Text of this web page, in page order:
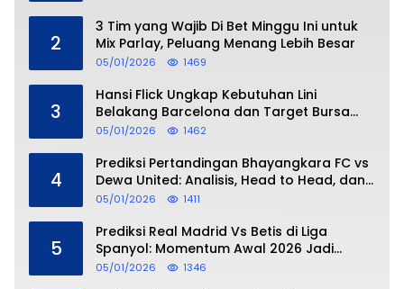
2
3 Tim yang Wajib Di Bet Minggu Ini untuk
Mix Parlay, Peluang Menang Lebih Besar
05/01/2026 1469
3
Hansi Flick Ungkap Kebutuhan Lini
Belakang Barcelona dan Target Bursa
Transfer Januari
05/01/2026 1462
4
Prediksi Pertandingan Bhayangkara FC vs
Dewa United: Analisis, Head to Head, dan
Perkiraan Skor
05/01/2026 1411
5
Prediksi Real Madrid Vs Betis di Liga
Spanyol: Momentum Awal 2026 Jadi
Taruhan
05/01/2026 1346